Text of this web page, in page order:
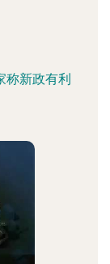
称新政有利